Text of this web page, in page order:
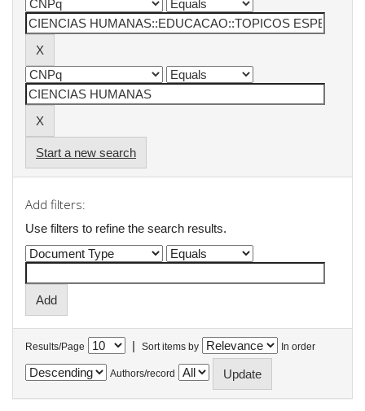
Start a new search
Add filters:
Use filters to refine the search results.
Results/Page | Sort items by In order
Authors/record